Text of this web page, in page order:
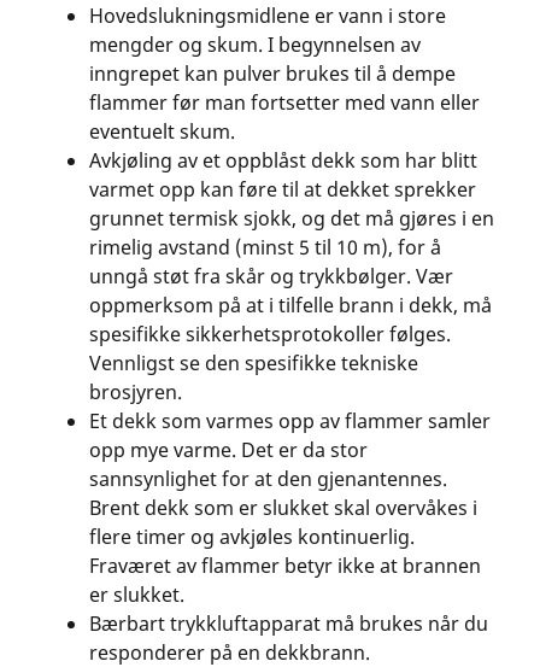
Hovedslukningsmidlene er vann i store
mengder og skum. I begynnelsen av
inngrepet kan pulver brukes til å dempe
flammer før man fortsetter med vann eller
eventuelt skum.
Avkjøling av et oppblåst dekk som har blitt
varmet opp kan føre til at dekket sprekker
grunnet termisk sjokk, og det må gjøres i en
rimelig avstand (minst 5 til 10 m), for å
unngå støt fra skår og trykkbølger. Vær
oppmerksom på at i tilfelle brann i dekk, må
spesifikke sikkerhetsprotokoller følges.
Vennligst se den spesifikke tekniske
brosjyren.
Et dekk som varmes opp av flammer samler
opp mye varme. Det er da stor
sannsynlighet for at den gjenantennes.
Brent dekk som er slukket skal overvåkes i
flere timer og avkjøles kontinuerlig.
Fraværet av flammer betyr ikke at brannen
er slukket.
Bærbart trykkluftapparat må brukes når du
responderer på en dekkbrann.